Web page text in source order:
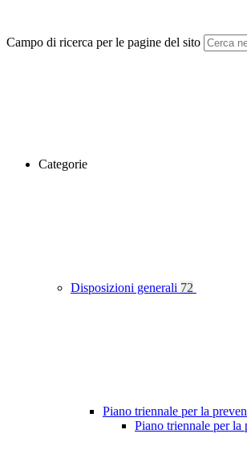
Campo di ricerca per le pagine del sito
Categorie
Disposizioni generali 72
Piano triennale per la
Piano triennale per la